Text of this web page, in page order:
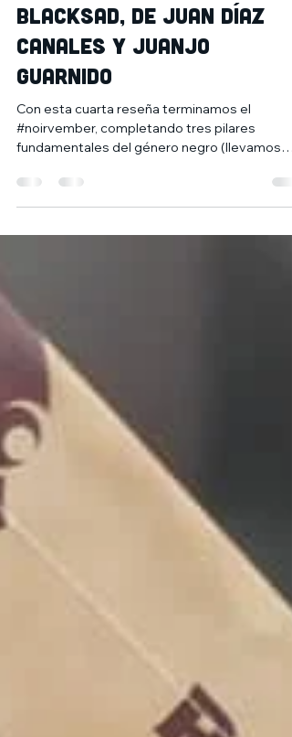
27 nov 2020 2 min de lectura
Blacksad, de Juan Díaz
Canales y Juanjo
Guarnido
Con esta cuarta reseña terminamos el
fundamentales del género negro (llevamos
Criminal de Brubaker...